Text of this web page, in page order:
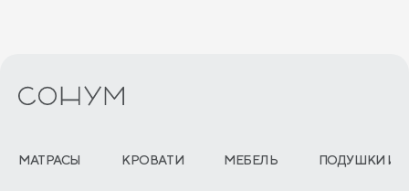
МАТРАСЫ КРОВАТИ МЕБЕЛЬ ПОДУШКИ И